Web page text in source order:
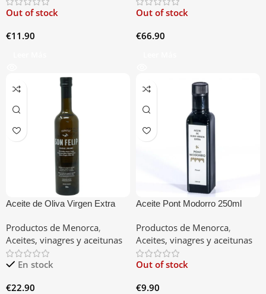
Out of stock
€11.90
Out of stock
€66.90
Aceite de Oliva Virgen Extra
Productos de Menorca,
Aceites, vinagres y aceitunas
En stock
€22.90
Aceite Pont Modorro 250ml
Productos de Menorca,
Aceites, vinagres y aceitunas
Out of stock
€9.90